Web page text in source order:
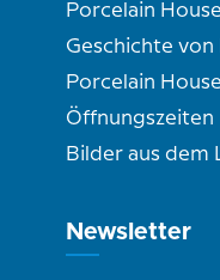
Porcelain House
Geschichte von
Porcelain House
Öffnungszeiten
Bilder aus dem
Newsletter